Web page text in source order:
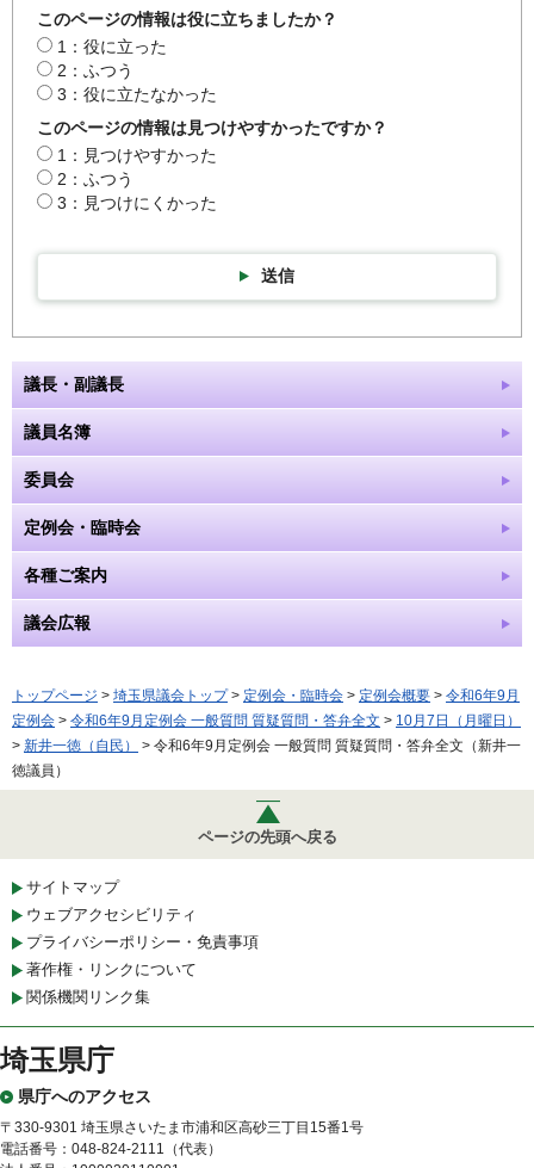
このページの情報は役に立ちましたか？
1：役に立った
2：ふつう
3：役に立たなかった
このページの情報は見つけやすかったですか？
1：見つけやすかった
2：ふつう
3：見つけにくかった
送信
議長・副議長
議員名簿
委員会
定例会・臨時会
各種ご案内
議会広報
トップページ > 埼玉県議会トップ> 定例会・臨時会 > 定例会概要 > 令和6年9月
定例会 > 令和6年9月定例会 一般質問 質疑質問・答弁全文 > 10月7日（月曜日）
> 新井一徳（自民）
> 令和6年9月定例会 一般質問 質疑質問・答弁全文（新井一
徳議員）
ページの先頭へ戻る
サイトマップ
ウェブアクセシビリティ
プライバシーポリシー・免責事項
著作権・リンクについて
関係機関リンク集
埼玉県庁
県庁へのアクセス
〒330-9301 埼玉県さいたま市浦和区高砂三丁目15番1号
電話番号：048-824-2111（代表）